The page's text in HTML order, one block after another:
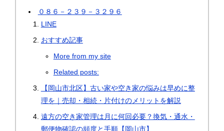
０８６－２３９－３２９６
LINE
おすすめ記事
More from my site
Related posts:
【岡山市北区】古い家や空き家の悩みは早めに整
理を｜売却・相続・片付けのメリットを解説
遠方の空き家管理は月に何回必要？換気・通水・
郵便物確認の頻度と手順【岡山市】